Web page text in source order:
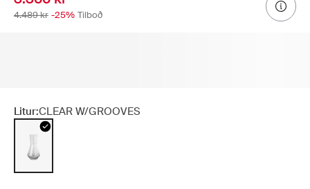
4.489 kr -25% Tilboð
Litur:CLEAR W/GROOVES